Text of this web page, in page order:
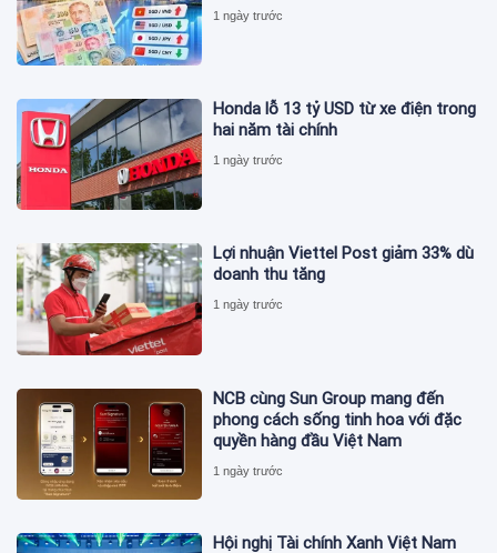
1 ngày trước
Honda lỗ 13 tỷ USD từ xe điện trong
hai năm tài chính
1 ngày trước
Lợi nhuận Viettel Post giảm 33% dù
doanh thu tăng
1 ngày trước
NCB cùng Sun Group mang đến
phong cách sống tinh hoa với đặc
quyền hàng đầu Việt Nam
1 ngày trước
Hội nghị Tài chính Xanh Việt Nam